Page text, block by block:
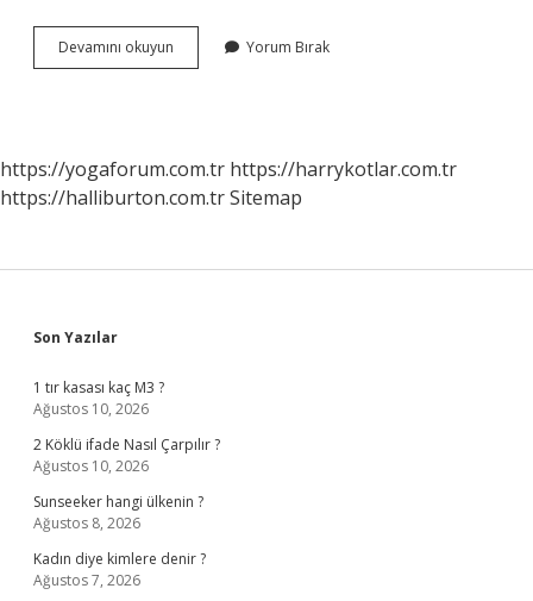
Devamını okuyun Çocukların
Okula
Yorum Bırak
https://yogaforum.com.tr https://harrykotlar.com.tr
https://halliburton.com.trSitemap
Sidebar
Son Yazılar
1 tır kasası kaç M3 ?
Ağustos 10, 2026
2 Köklü ifade Nasıl Çarpılır ?
Ağustos 10, 2026
Sunseeker hangi ülkenin ?
Ağustos 8, 2026
Kadın diye kimlere denir ?
Ağustos 7, 2026